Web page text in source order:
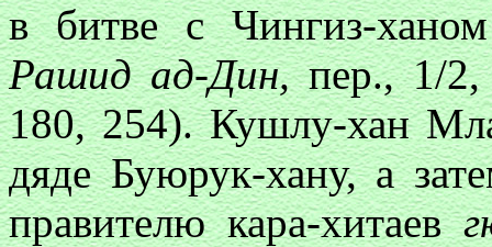
в битве с Чингиз-
Рашид ад-Дин,пер., 1/
180, 254). Кушлу-хан
дяде Буюрук-хану, а
правителю кара-хитаев